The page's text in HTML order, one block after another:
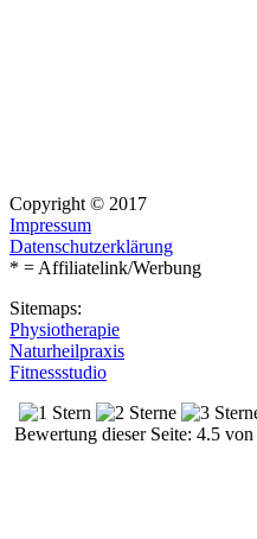
Copyright © 2017
Impressum
Datenschutzerklärung
* = Affiliatelink/Werbung
Sitemaps:
Physiotherapie
Naturheilpraxis
Fitnessstudio
Bewertung dieser Seite: 4.5